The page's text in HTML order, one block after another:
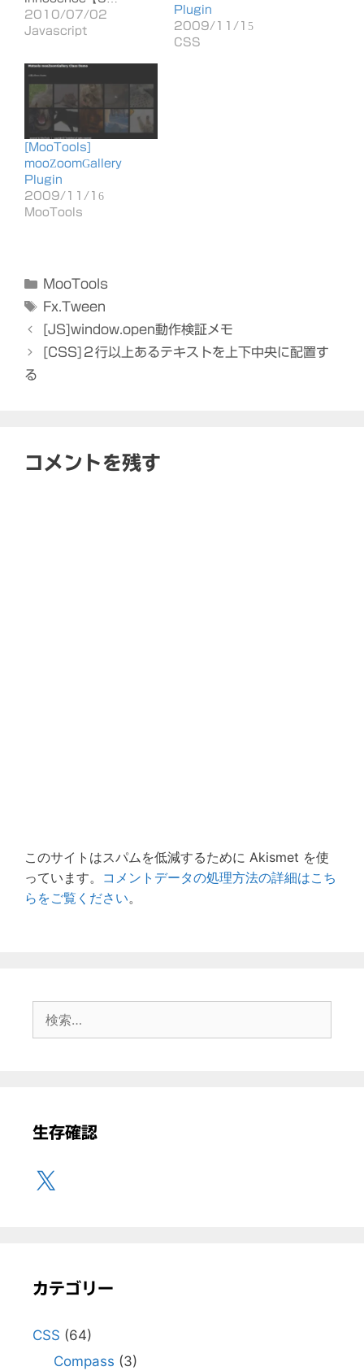
2010/07/02
Javascript
Plugin
2009/11/15
CSS
[MooTools]
mooZoomGallery
Plugin
2009/11/16
MooTools
カ
テ
ゴ
リ
ー
MooTools
タ
グ
Fx.Tween
[JS]window.open動作検証メモ
[CSS]２行以上あるテキストを上下中央に配置す
る
コメントを残す
このサイトはスパムを低減するために Akismet を使
っています。 コメントデータの処理方法の詳細はこち
らをご覧ください。
生存確認
X
カテゴリー
CSS (64)
Compass (3)